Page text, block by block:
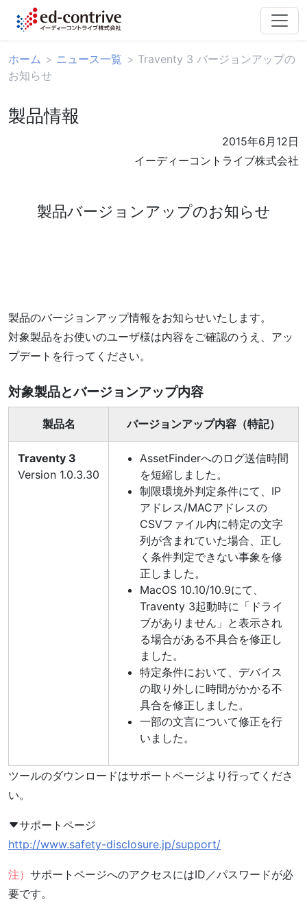
ホーム ニュース一覧
Traventy 3 バージョンアップの
お知らせ
製品情報
2015年6月12日
イーディーコントライブ株式会社
製品バージョンアップのお知らせ
製品のバージョンアップ情報をお知らせいたします。
対象製品をお使いのユーザ様は内容をご確認のうえ、アッ
プデートを行ってください。
対象製品とバージョンアップ内容
製品名 バージョンアップ内容（特記）
Traventy 3
Version 1.0.3.30
AssetFinderへのログ送信時間
を短縮しました。
制限環境外判定条件にて、IP
アドレス/MACアドレスの
CSVファイル内に特定の文字
列が含まれていた場合、正し
く条件判定できない事象を修
正しました。
MacOS 10.10/10.9にて、
Traventy 3起動時に「ドライ
ブがありません」と表示され
る場合がある不具合を修正し
ました。
特定条件において、デバイス
の取り外しに時間がかかる不
具合を修正しました。
一部の文言について修正を行
いました。
ツールのダウンロードはサポートページより行ってくださ
い。
サポートページ
http://www.safety-disclosure.jp/support/
注） サポートページへのアクセスにはID／パスワードが必
要です。